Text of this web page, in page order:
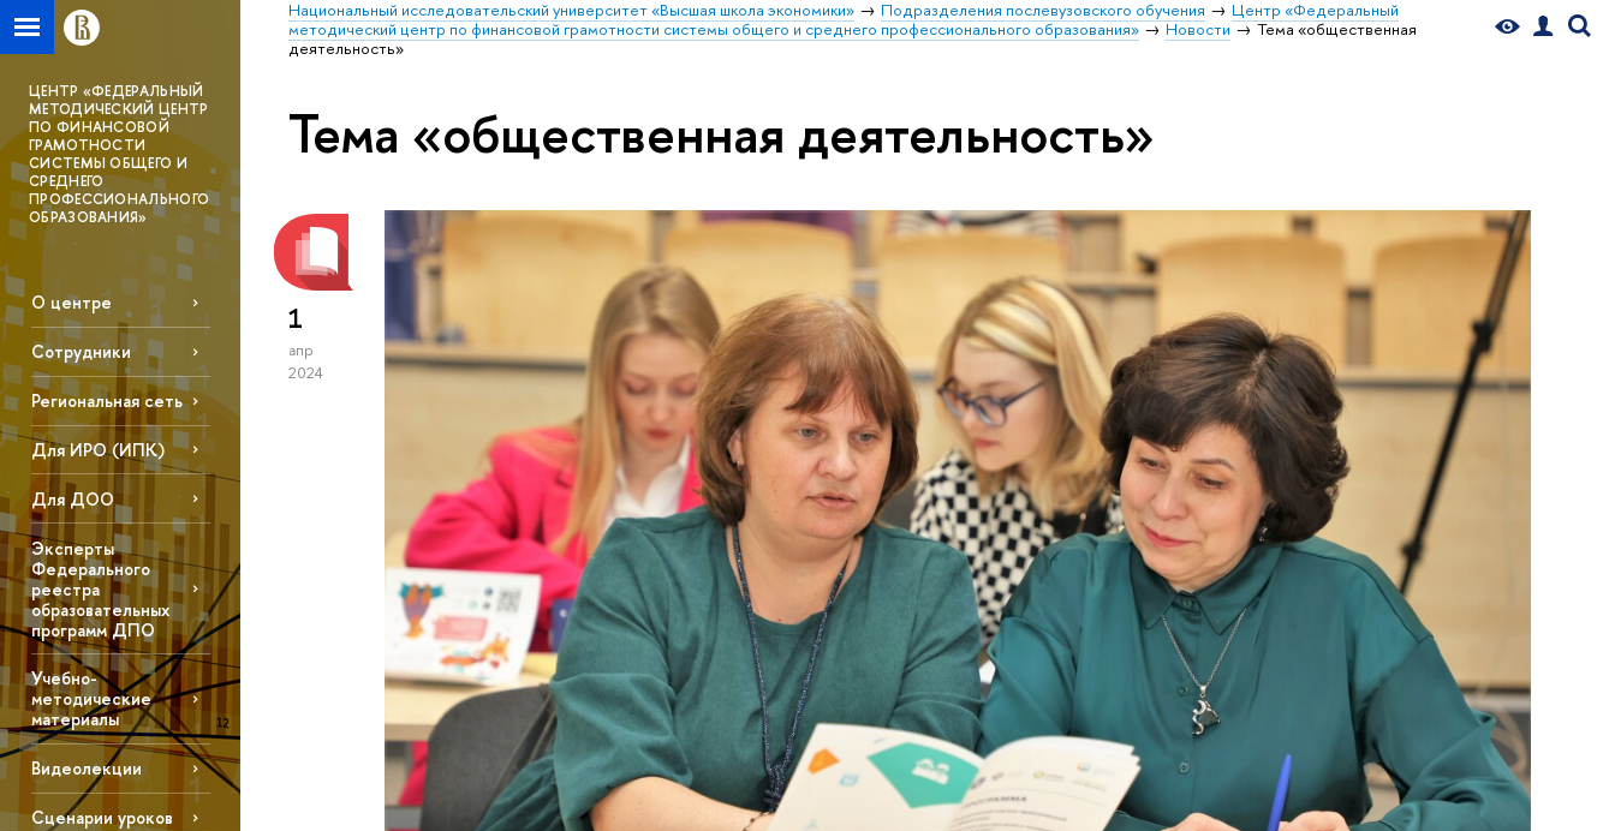
Национальный исследовательский университет «Высшая школа экономики» Подразделения послевузовского обучения
Центр «Федеральный
методический центр по финансовой грамотности системы общего и среднего профессионального образования»
Новости
Тема «общественная
деятельность»
ЦЕНТР «ФЕДЕРАЛЬНЫЙ
МЕТОДИЧЕСКИЙ ЦЕНТР
ПО ФИНАНСОВОЙ
ГРАМОТНОСТИ
СИСТЕМЫ ОБЩЕГО И
СРЕДНЕГО
ПРОФЕССИОНАЛЬНОГО
ОБРАЗОВАНИЯ»
О центре
Сотрудники
Региональная сеть
Для ИРО (ИПК)
Для ДОО
Эксперты
Федерального
реестра
образовательных
программ ДПО
Учебно-
методические
материалы
Видеолекции
Сценарии уроков
Тема «общественная деятельность»
1
апр
2024